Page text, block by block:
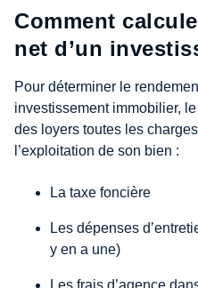
Comment
net d’un
Pour déterminer le
investissement immobilier,
des loyers toutes les
l’exploitation de son bien :
La taxe foncière
Les dépenses
y en a une)
Les frais d’agence